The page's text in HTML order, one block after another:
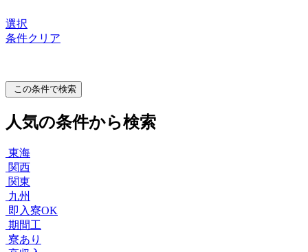
選択
条件クリア
この条件で検索
人気の条件から検索
東海
関西
関東
九州
即入寮OK
期間工
寮あり